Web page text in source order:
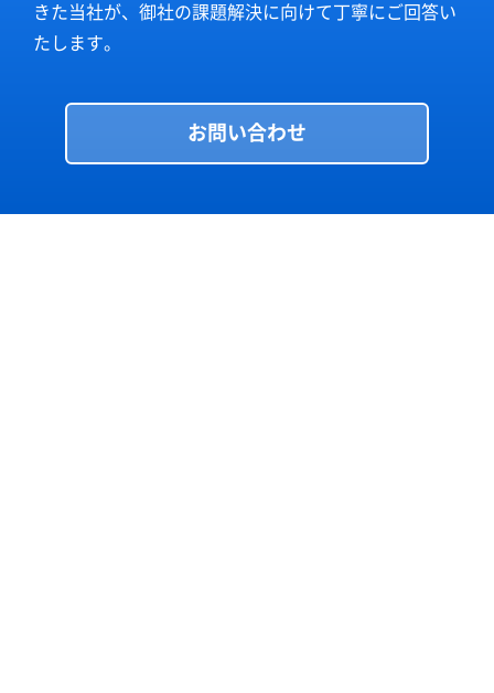
きた当社が、御社の課題解決に向けて丁寧にご回答い
たします。
お問い合わせ